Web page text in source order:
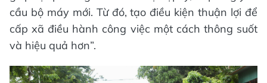
cầu bộ máy mới. Từ đó, tạo điều kiện thuận lợi để
cấp xã điều hành công việc một cách thông suốt
và hiệu quả hơn”.